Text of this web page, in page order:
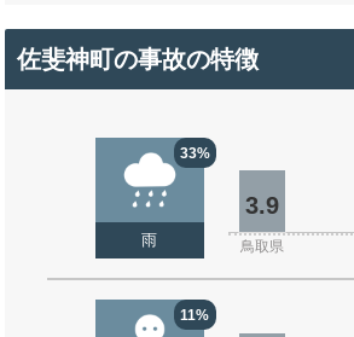
佐斐神町の事故の特徴
33%
雨
3.9
鳥取県
11%